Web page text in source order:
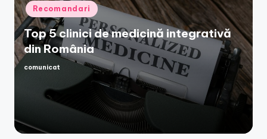
Posted
in
Recomandari
Top 5 clinici de medicină integrativă
din România
Posted
comunicat